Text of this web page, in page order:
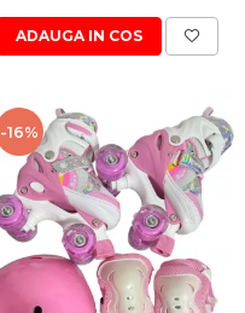
ADAUGA IN COS
-16%